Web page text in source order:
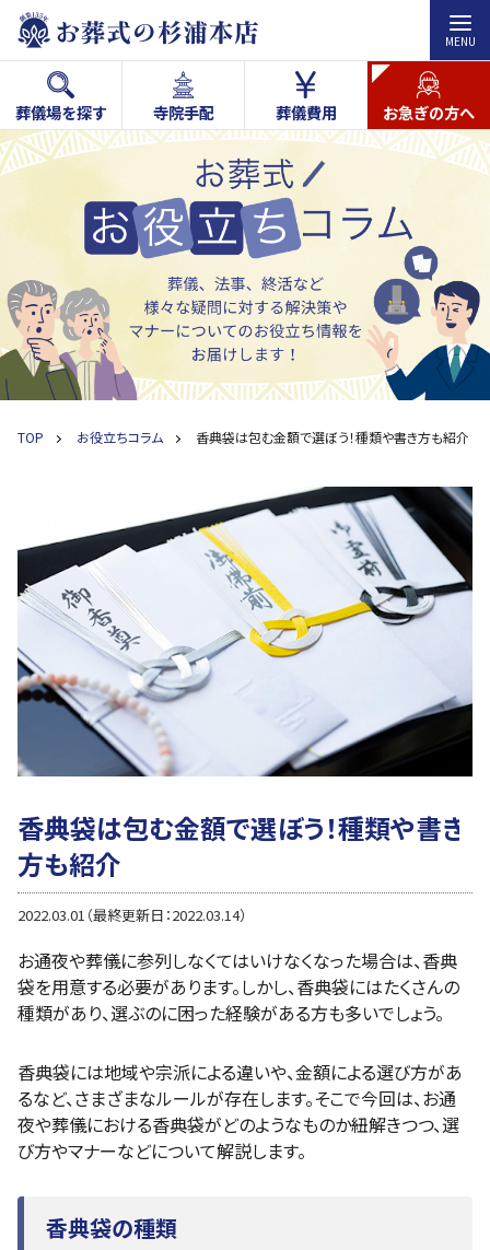
MENU
葬儀場を探す 寺院手配 葬儀費用 お急ぎの方へ
TOP お役立ちコラム 香典袋は包む金額で選ぼう！種類や書き方も紹介 |
香典袋は包む金額で選ぼう！種類や書き
方も紹介
2022.03.01（最終更新日：2022.03.14）
お通夜や葬儀に参列しなくてはいけなくなった場合は、香典
袋を用意する必要があります。しかし、香典袋にはたくさんの
種類があり、選ぶのに困った経験がある方も多いでしょう。
香典袋には地域や宗派による違いや、金額による選び方があ
るなど、さまざまなルールが存在します。そこで今回は、お通
夜や葬儀における香典袋がどのようなものか紐解きつつ、選
び方やマナーなどについて解説します。
香典袋の種類